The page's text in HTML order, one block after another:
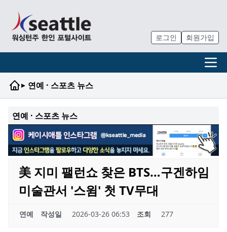
로그인 회원가입
▸ 연예 · 스포츠 뉴스
연예 · 스포츠 뉴스
美 지미 팰런쇼 찾은 BTS…구겐하임
미술관서 '스윔' 첫 TV무대
연예 작성일 2026-03-26 06:53 조회 277